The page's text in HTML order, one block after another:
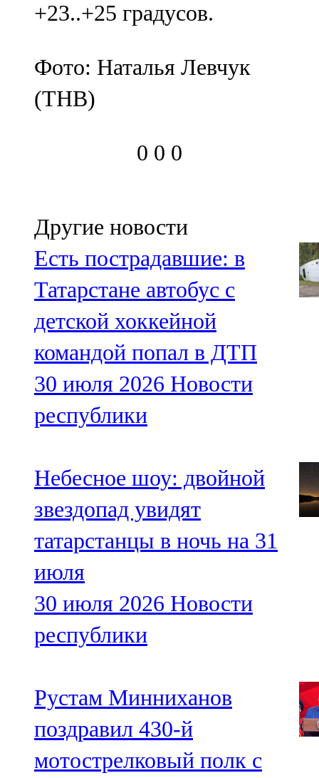
+23..+25 градусов.
Фото: Наталья Левчук
(ТНВ)
0 0 0
Другие новости
Есть пострадавшие: в
Татарстане автобус с
детской хоккейной
командой попал в ДТП
30 июля 2026 Новости
республики
Небесное шоу: двойной
звездопад увидят
татарстанцы в ночь на 31
июля
30 июля 2026 Новости
республики
Рустам Минниханов
поздравил 430-й
мотострелковый полк с